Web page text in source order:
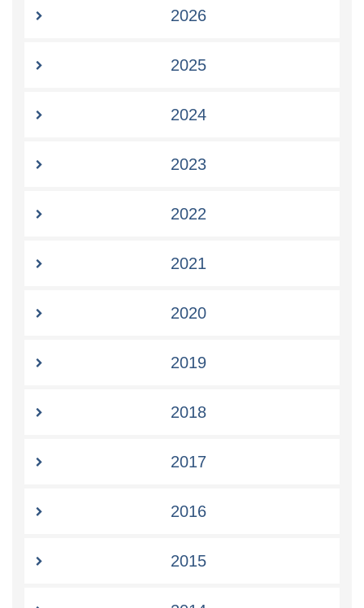
2026
2025
2024
2023
2022
2021
2020
2019
2018
2017
2016
2015